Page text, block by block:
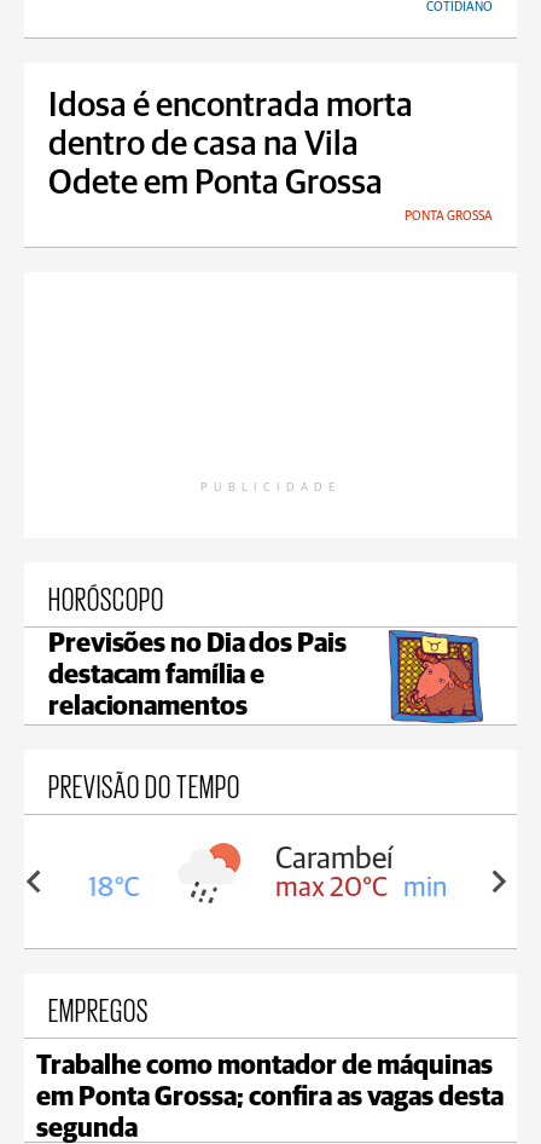
COTIDIANO
Idosa é encontrada morta
dentro de casa na Vila
Odete em Ponta Grossa
PONTA GROSSA
PUBLICIDADE
HORÓSCOPO
Previsões no Dia dos Pais
destacam família e
relacionamentos
PREVISÃO DO TEMPO
18°C
Carambeí
max 20°C min 18°C
EMPREGOS
Trabalhe como montador de máquinas
em Ponta Grossa; confira as vagas desta
segunda